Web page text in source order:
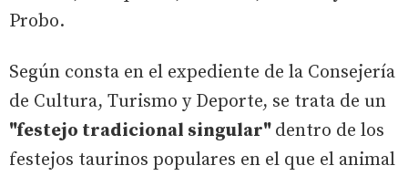
Probo.
Según consta en el expediente de la Consejería
de Cultura, Turismo y Deporte, se trata de un
"festejo tradicional singular" dentro de los
festejos taurinos populares en el que el animal